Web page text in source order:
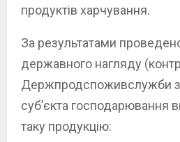
продуктів харчування.
За результатами
державного нагляду
Держпродспоживслужби
суб’єкта господарювання
таку продукцію: